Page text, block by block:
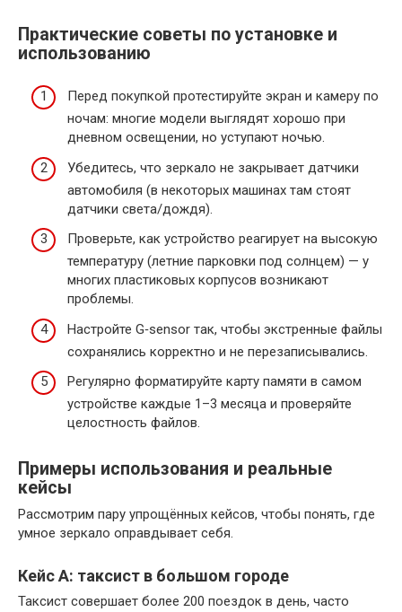
Практические советы по установке и
использованию
Перед покупкой протестируйте экран и камеру по
ночам: многие модели выглядят хорошо при
дневном освещении, но уступают ночью.
Убедитесь, что зеркало не закрывает датчики
автомобиля (в некоторых машинах там стоят
датчики света/дождя).
Проверьте, как устройство реагирует на высокую
температуру (летние парковки под солнцем) — у
многих пластиковых корпусов возникают
проблемы.
Настройте G‑sensor так, чтобы экстренные файлы
сохранялись корректно и не перезаписывались.
Регулярно форматируйте карту памяти в самом
устройстве каждые 1–3 месяца и проверяйте
целостность файлов.
Примеры использования и реальные
кейсы
Рассмотрим пару упрощённых кейсов, чтобы понять, где
умное зеркало оправдывает себя.
Кейс A: таксист в большом городе
Таксист совершает более 200 поездок в день, часто